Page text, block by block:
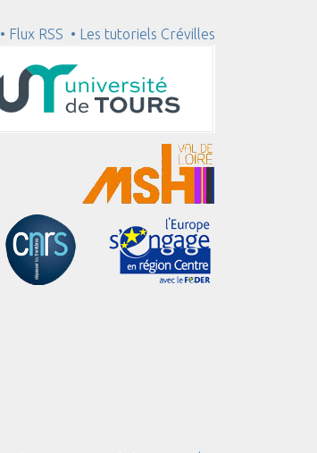
• Flux RSS • Les tutoriels Crévilles